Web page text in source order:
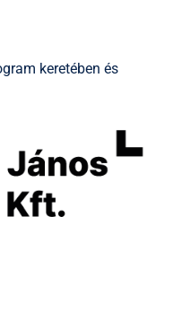
keretében és